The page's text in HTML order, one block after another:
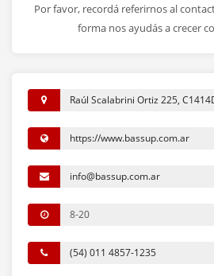
Por favor, recordá referirnos al
forma nos ayudás a crecer
Raúl Scalabrini Ortiz 225,
https://www.bassup.com.ar
info@bassup.com.ar
8-20
(54) 011 4857-1235